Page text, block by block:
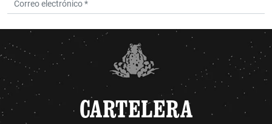
CARTELERA